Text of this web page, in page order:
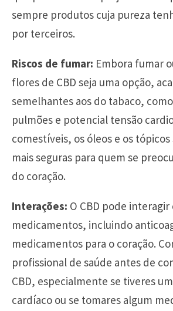
sempre produtos cuja pureza
por terceiros.
Riscos de fumar: Embora fumar
flores de CBD seja uma opção,
semelhantes aos do tabaco,
pulmões e potencial tensão
comestíveis, os óleos e os
mais seguras para quem se
do coração.
Interações: O CBD pode
medicamentos, incluindo
medicamentos para o coração.
profissional de saúde antes de
CBD, especialmente se tiveres
cardíaco ou se tomares algum